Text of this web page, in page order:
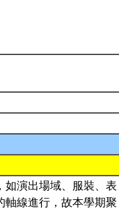
如演出場域、服裝、表
軸線進行，故本學期聚